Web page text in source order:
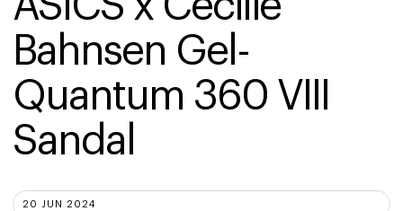
Bahnsen Gel-
Quantum 360 VIII
Sandal
20 JUN 2024